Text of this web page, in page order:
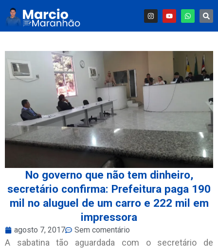
No governo que não tem dinheiro,
secretário confirma: Prefeitura paga 190
mil no aluguel de um carro e 222 mil em
impressora
agosto 7, 2017 Sem comentário
A sabatina tão aguardada com o secretário de